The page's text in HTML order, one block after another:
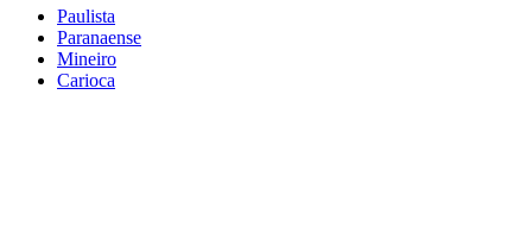
Paulista
Paranaense
Mineiro
Carioca